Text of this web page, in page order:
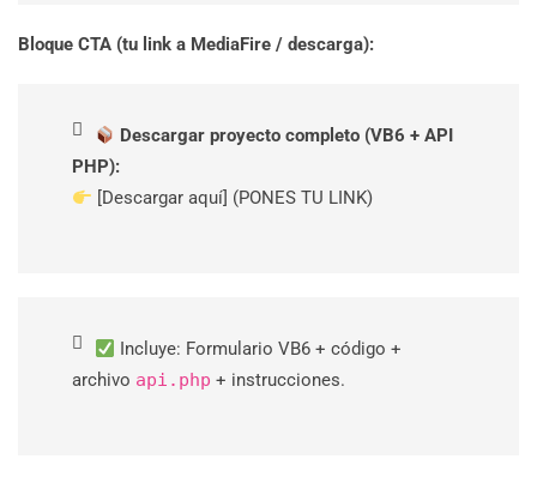
Bloque CTA (tu link a MediaFire / descarga):
Descargar proyecto completo (VB6 + API
PHP):
[Descargar aquí] (PONES TU LINK)
Incluye: Formulario VB6 + código +
archivo api.php + instrucciones.